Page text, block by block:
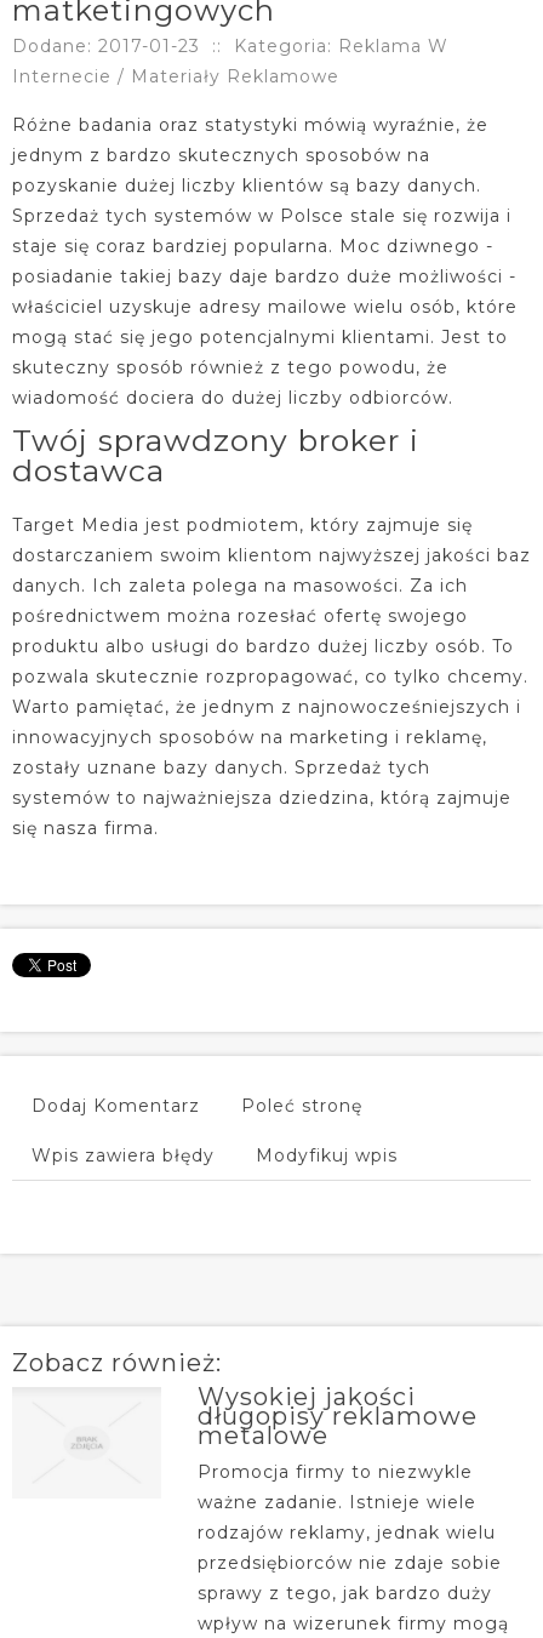
matketingowych
Dodane: 2017-01-23 ::
Kategoria: Reklama W
Internecie / Materiały Reklamowe
Różne badania oraz statystyki mówią wyraźnie, że
jednym z bardzo skutecznych sposobów na
pozyskanie dużej liczby klientów są bazy danych.
Sprzedaż tych systemów w Polsce stale się rozwija i
staje się coraz bardziej popularna. Moc dziwnego -
posiadanie takiej bazy daje bardzo duże możliwości -
właściciel uzyskuje adresy mailowe wielu osób, które
mogą stać się jego potencjalnymi klientami. Jest to
skuteczny sposób również z tego powodu, że
wiadomość dociera do dużej liczby odbiorców.
Twój sprawdzony broker i
dostawca
Target Media jest podmiotem, który zajmuje się
dostarczaniem swoim klientom najwyższej jakości baz
danych. Ich zaleta polega na masowości. Za ich
pośrednictwem można rozesłać ofertę swojego
produktu albo usługi do bardzo dużej liczby osób. To
pozwala skutecznie rozpropagować, co tylko chcemy.
Warto pamiętać, że jednym z najnowocześniejszych i
innowacyjnych sposobów na marketing i reklamę,
zostały uznane bazy danych. Sprzedaż tych
systemów to najważniejsza dziedzina, którą zajmuje
się nasza firma.
Dodaj Komentarz Poleć stronę
Wpis zawiera błędy Modyfikuj wpis
Zobacz również:
Wysokiej jakości
długopisy reklamowe
metalowe
Promocja firmy to niezwykle
ważne zadanie. Istnieje wiele
rodzajów reklamy, jednak wielu
przedsiębiorców nie zdaje sobie
sprawy z tego, jak bardzo duży
wpływ na wizerunek firmy mogą